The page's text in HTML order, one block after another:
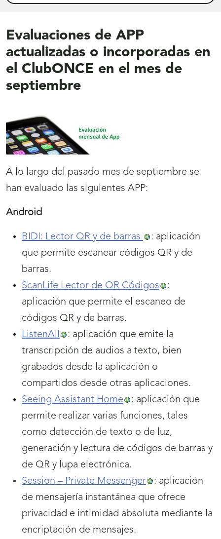
Evaluaciones de APP
actualizadas o incorporadas en
el ClubONCE en el mes de
septiembre
A lo largo del pasado mes de septiembre se
han evaluado las siguientes APP:
Android
BIDI: Lector QR y de barras
: aplicación
que permite escanear códigos QR y de
barras.
ScanLife Lector de QR Códigos
:
aplicación que permite el escaneo de
códigos QR y de barras.
ListenAll
: aplicación que emite la
transcripción de audios a texto, bien
grabados desde la aplicación o
compartidos desde otras aplicaciones.
Seeing Assistant Home
: aplicación que
permite realizar varias funciones, tales
como detección de texto o de luz,
generación y lectura de códigos de barras y
de QR y lupa electrónica.
Session – Private Messenger
: aplicación
de mensajería instantánea que ofrece
privacidad e intimidad absoluta mediante la
encriptación de mensajes.